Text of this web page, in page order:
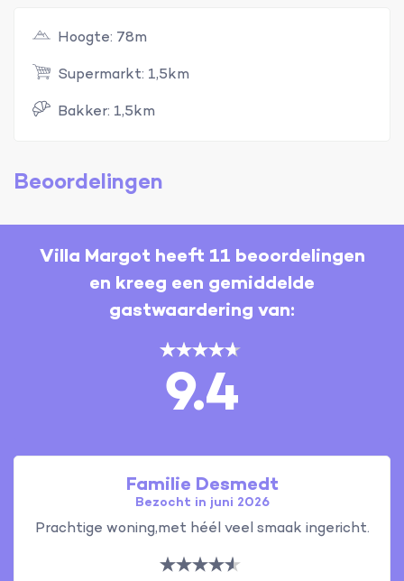
Hoogte: 78m
Supermarkt: 1,5km
Bakker: 1,5km
Beoordelingen
Villa Margot heeft 11 beoordelingen
en kreeg een gemiddelde
gastwaardering van:
9.4
Familie Desmedt
Bezocht in juni 2026
Prachtige woning,met héél veel smaak ingericht.